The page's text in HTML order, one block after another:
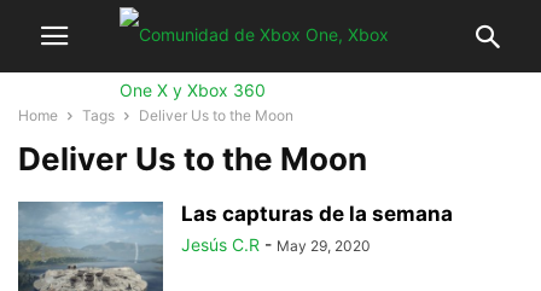
Home Tags Deliver Us to the Moon
Deliver Us to the Moon
Las capturas de la semana
Jesús C.R - May 29, 2020